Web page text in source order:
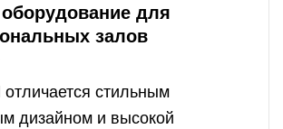
для
залов
отличается стильным
дизайном и высокой